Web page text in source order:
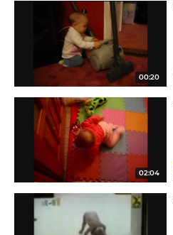
00:20
02:04